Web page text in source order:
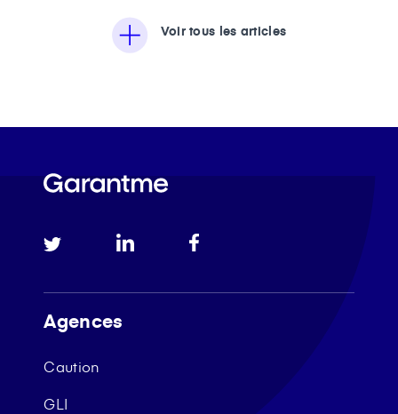
Voir tous les articles
Agences
Caution
GLI